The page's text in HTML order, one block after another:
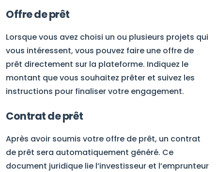
Offre de prêt
Lorsque vous avez choisi un ou plusieurs projets qui
vous intéressent, vous pouvez faire une offre de
prêt directement sur la plateforme. Indiquez le
montant que vous souhaitez prêter et suivez les
instructions pour finaliser votre engagement.
Contrat de prêt
Après avoir soumis votre offre de prêt, un contrat
de prêt sera automatiquement généré. Ce
document juridique lie l’investisseur et l’emprunteur